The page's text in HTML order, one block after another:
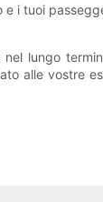
i tuoi
lungo
alle vostre